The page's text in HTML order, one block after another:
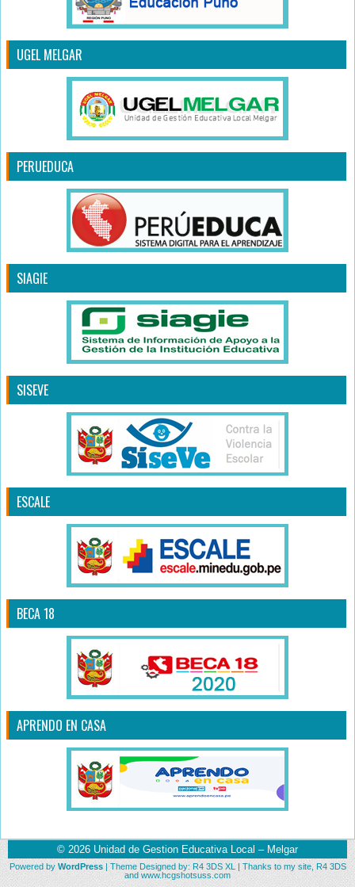
UGEL MELGAR
PERUEDUCA
SIAGIE
SISEVE
ESCALE
BECA 18
APRENDO EN CASA
© 2026 Unidad de Gestion Educativa Local – Melgar
Powered by WordPress| Theme Designed by: R4 3DS XL | Thanks tomy site, R4 3DS
and www.hcgshotsuss.com